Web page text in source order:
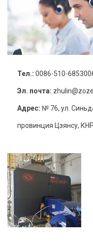
Тел.: 0086-510-
Эл. почта:
Адрес: № 76, ул.
провинция Цзянсу, КНР